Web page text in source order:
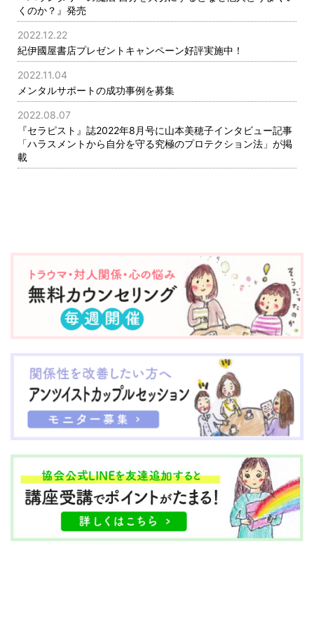
くのか？』発売
2022.12.22
紀伊國屋書店プレゼントキャンペーン好評実施中！
2022.11.04
メンタルサポートの成功事例を募集
2022.08.07
『セラピスト』誌2022年8月号に山本美穂子インタビュー記事
「ハラスメントから自分を守る究極のプロテクション法」が掲
載